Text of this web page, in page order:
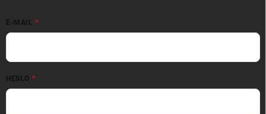
E-MAIL
HESLO